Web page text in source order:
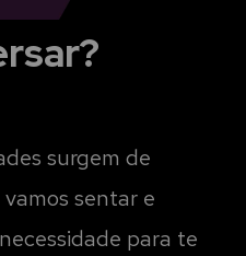
surgem de
sentar e
para te